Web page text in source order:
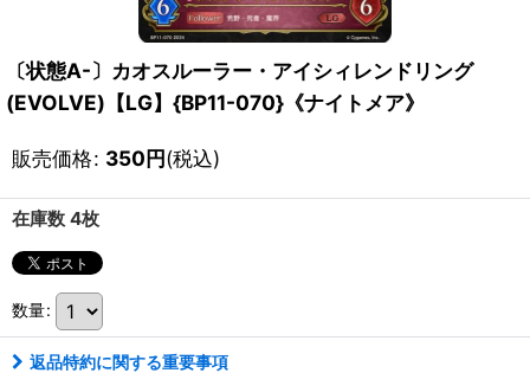
〔状態A-〕カオスルーラー・アイシィレンドリング
(EVOLVE)【LG】{BP11-070}《ナイトメア》
販売価格: 350円(税込)
在庫数 4枚
数量:
返品特約に関する重要事項